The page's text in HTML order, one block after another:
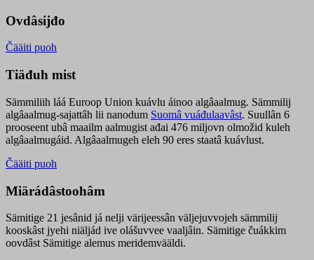
Ovdâsijđo
Čääiti puoh
Tiäđuh mist
Sämmiliih láá Euroop Union kuávlu áinoo algâaalmug. Sämmilij
algâaalmug-sajattâh lii nanodum Suomâ vuáđulaavâst. Suullân 6
prooseent ubâ maailm aalmugist ađai 476 miljovn olmožid kuleh
algâaalmugáid. Algâaalmugeh eleh 90 eres staatâ kuávlust.
Čääiti puoh
Miärádâstoohâm
Sämitige 21 jesânid já nelji värijeessân väljejuvvojeh sämmilij
kooskâst jyehi niäljád ive olášuvvee vaaljâin. Sämitige čuákkim
oovdâst Sämitige alemus meridemvääldi.